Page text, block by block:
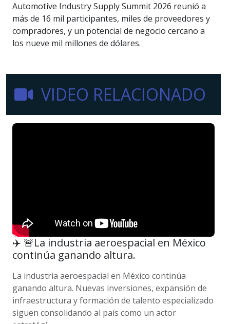
Automotive Industry Supply Summit 2026 reunió a
más de 16 mil participantes, miles de proveedores y
compradores, y un potencial de negocio cercano a
los nueve mil millones de dólares.
VIDEO RELACIONADO
✈️ 🚨La industria aeroespacial en México
continúa ganando altura.
La industria aeroespacial en México continúa
ganando altura. Nuevas inversiones, expansión de
infraestructura y formación de talento especializado
siguen consolidando al país como un actor